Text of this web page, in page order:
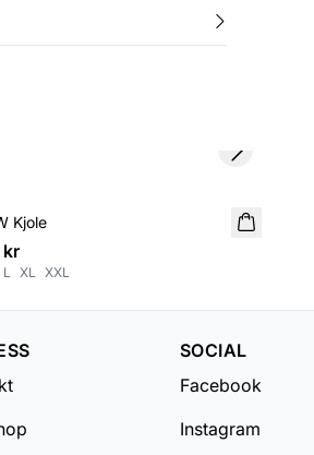
Kjole
L XL XXL
Next slide
SOCIAL
Facebook
Instagram